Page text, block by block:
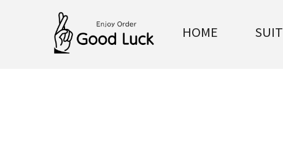
HOME SUIT